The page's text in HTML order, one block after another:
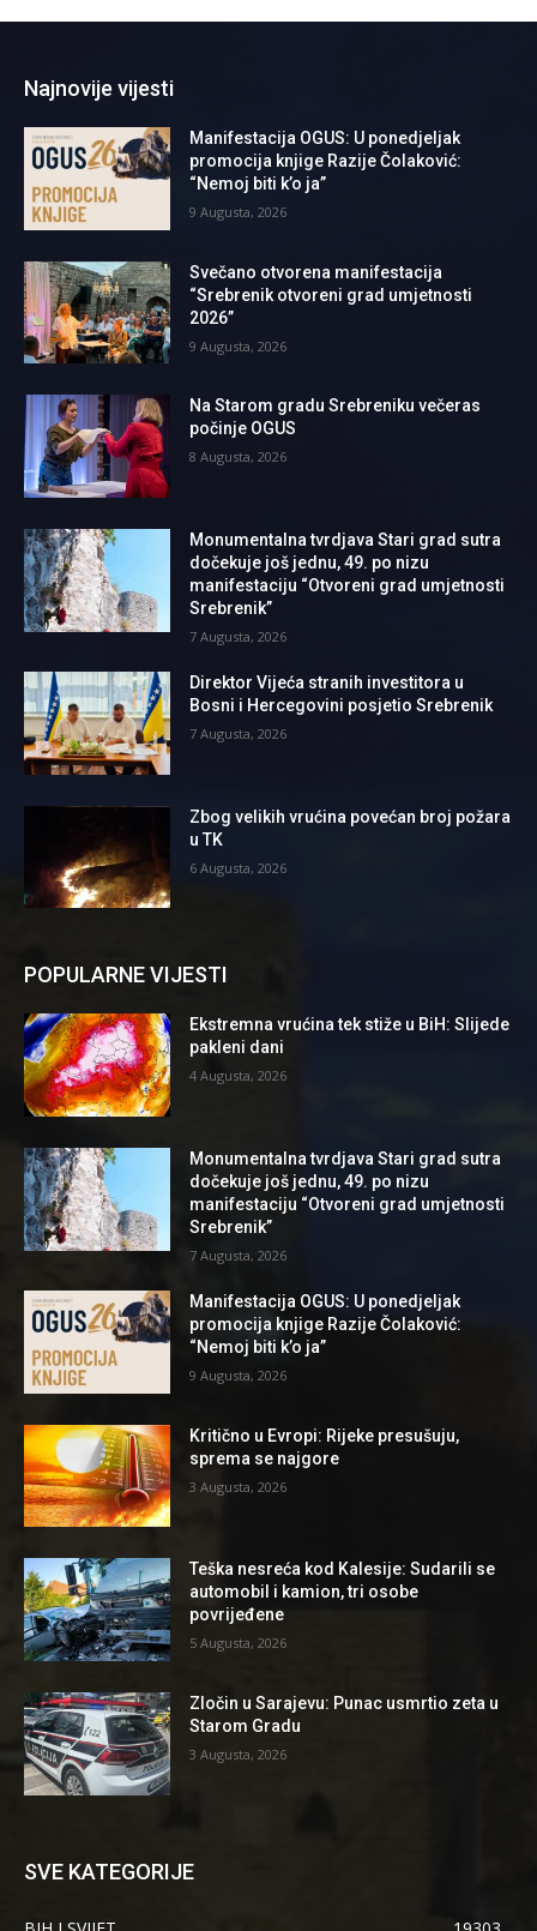
Najnovije vijesti
Manifestacija OGUS: U ponedjeljak
promocija knjige Razije Čolaković:
“Nemoj biti k’o ja”
9 Augusta, 2026
Svečano otvorena manifestacija
“Srebrenik otvoreni grad umjetnosti
2026”
9 Augusta, 2026
Na Starom gradu Srebreniku večeras
počinje OGUS
8 Augusta, 2026
Monumentalna tvrdjava Stari grad sutra
dočekuje još jednu, 49. po nizu
manifestaciju “Otvoreni grad umjetnosti
Srebrenik”
7 Augusta, 2026
Direktor Vijeća stranih investitora u
Bosni i Hercegovini posjetio Srebrenik
7 Augusta, 2026
Zbog velikih vrućina povećan broj požara
u TK
6 Augusta, 2026
POPULARNE VIJESTI
Ekstremna vrućina tek stiže u BiH: Slijede
pakleni dani
4 Augusta, 2026
Monumentalna tvrdjava Stari grad sutra
dočekuje još jednu, 49. po nizu
manifestaciju “Otvoreni grad umjetnosti
Srebrenik”
7 Augusta, 2026
Manifestacija OGUS: U ponedjeljak
promocija knjige Razije Čolaković:
“Nemoj biti k’o ja”
9 Augusta, 2026
Kritično u Evropi: Rijeke presušuju,
sprema se najgore
3 Augusta, 2026
Teška nesreća kod Kalesije: Sudarili se
automobil i kamion, tri osobe
povrijeđene
5 Augusta, 2026
Zločin u Sarajevu: Punac usmrtio zeta u
Starom Gradu
3 Augusta, 2026
SVE KATEGORIJE